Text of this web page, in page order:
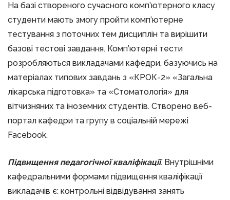
На базі створеного сучасного комп’ютерного класу
студенти мають змогу пройти комп’ютерне
тестування з поточних тем дисциплін та вирішити
базові тестові завдання. Комп’ютерні тести
розробляються викладачами кафедри, базуючись на
матеріалах типових завдань з «КРОК-2» «Загальна
лікарська підготовка» та «Стоматологія» для
вітчизняних та іноземних студентів. Створено веб-
портал кафедри та групу в соціальній мережі
Facebook.
Підвищення педагогічної кваліфікації. Внутрішніми
кафедральними формами підвищення кваліфікації
викладачів є: контрольні відвідування занять